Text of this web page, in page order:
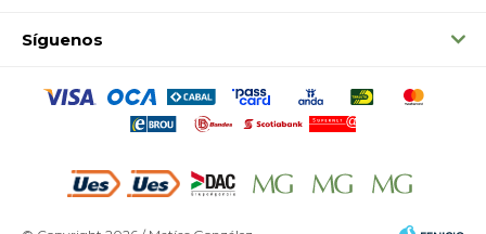
Síguenos